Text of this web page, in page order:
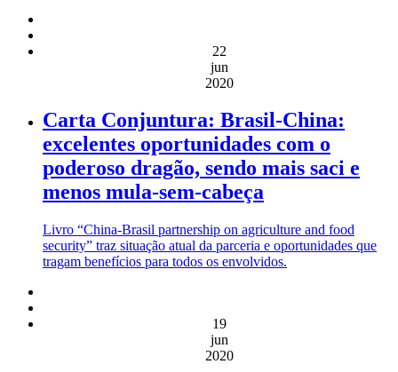
22
jun
2020
Carta Conjuntura: Brasil-China:
excelentes oportunidades com o
poderoso dragão, sendo mais saci e
menos mula-sem-cabeça
Livro “China-Brasil partnership on agriculture and food
security” traz situação atual da parceria e oportunidades que
tragam benefícios para todos os envolvidos.
19
jun
2020